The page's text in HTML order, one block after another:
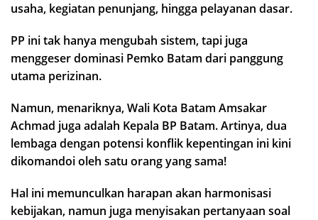
usaha, kegiatan penunjang, hingga pelayanan dasar.
PP ini tak hanya mengubah sistem, tapi juga
menggeser dominasi Pemko Batam dari panggung
utama perizinan.
Namun, menariknya, Wali Kota Batam Amsakar
Achmad juga adalah Kepala BP Batam. Artinya, dua
lembaga dengan potensi konflik kepentingan ini kini
dikomandoi oleh satu orang yang sama!
Hal ini memunculkan harapan akan harmonisasi
kebijakan, namun juga menyisakan pertanyaan soal